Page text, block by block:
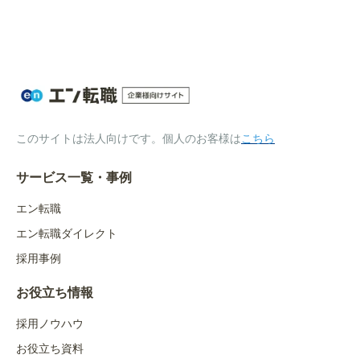
このサイトは法人向けです。個人のお客様はこちら
サービス一覧・事例
エン転職
エン転職ダイレクト
採用事例
お役立ち情報
採用ノウハウ
お役立ち資料